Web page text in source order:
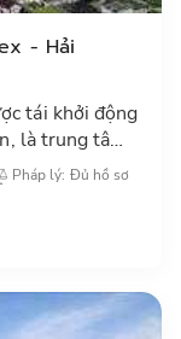
- Hải
tái khởi động
là trung tâm
thành phố Hải
Pháp lý: Đủ hồ sơ